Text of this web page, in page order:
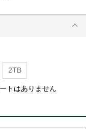
2TB
トはありません